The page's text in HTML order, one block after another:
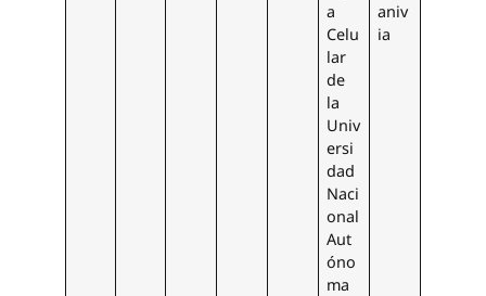
a
Celu
lar
de
la
Univ
ersi
dad
Naci
onal
Aut
óno
ma
aniv
ia